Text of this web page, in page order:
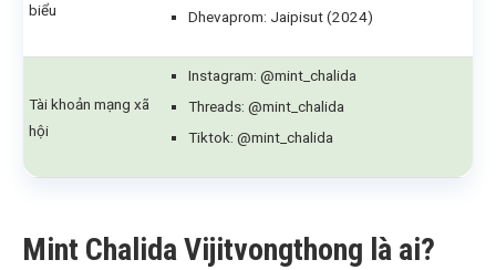
biểu
Dhevaprom: Jaipisut (2024)
Tài khoản mạng xã
hội
Instagram: @mint_chalida
Threads: @mint_chalida
Tiktok: @mint_chalida
Mint Chalida Vijitvongthong là ai?